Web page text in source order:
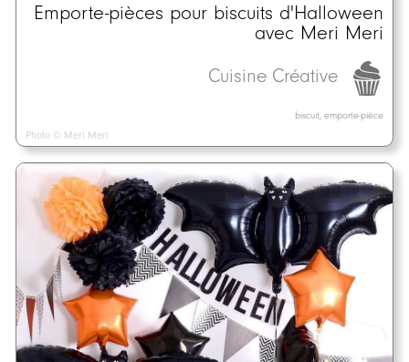
Emporte-pièces pour biscuits d'Halloween
avec Meri Meri
Cuisine Créative
biscuit, emporte-pièce
Photo © Meri Meri